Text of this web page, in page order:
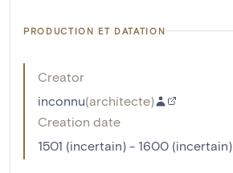
PRODUCTION ET DATATION
Creator
inconnu(architecte)
Creation date
1501 (incertain) - 1600 (incertain)